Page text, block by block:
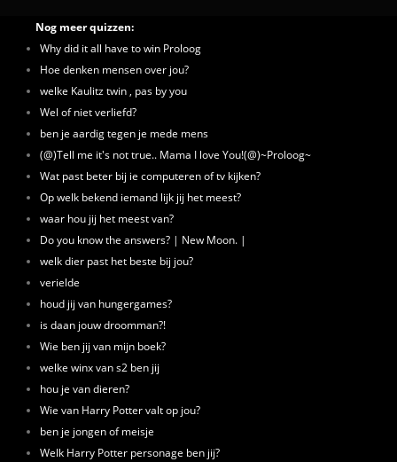
Nog meer quizzen:
Why did it all have to win Proloog
Hoe denken mensen over jou?
welke Kaulitz twin , pas by you
Wel of niet verliefd?
ben je aardig tegen je mede mens
(@)Tell me it's not true.. Mama I love You!(@)~Proloog~
Wat past beter bij ie computeren of tv kijken?
Op welk bekend iemand lijk jij het meest?
waar hou jij het meest van?
Do you know the answers? | New Moon. |
welk dier past het beste bij jou?
verielde
houd jij van hungergames?
is daan jouw droomman?!
Wie ben jij van mijn boek?
welke winx van s2 ben jij
hou je van dieren?
Wie van Harry Potter valt op jou?
ben je jongen of meisje
Welk Harry Potter personage ben jij?